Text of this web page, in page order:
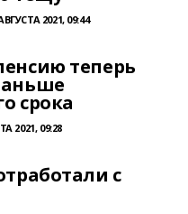
2021, 09:44
теперь
срока
2021, 09:28
с